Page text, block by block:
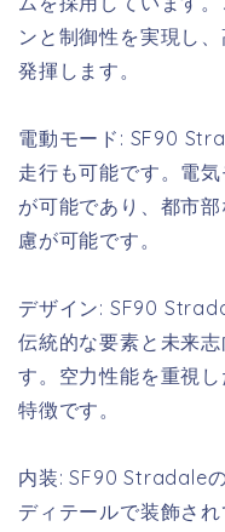
ンと制御性を実現し
発揮します。
電動モード: SF90
走行も可能です。電
が可能であり、都市
慮が可能です。
デザイン: SF90
伝統的な要素と未来
す。空力性能を重視
特徴です。
内装: SF90 Stradale
ディテールで装飾さ